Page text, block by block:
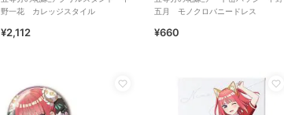
野一花 カレッジスタイル
¥2,112
五月 モノクロバニードレス
¥660